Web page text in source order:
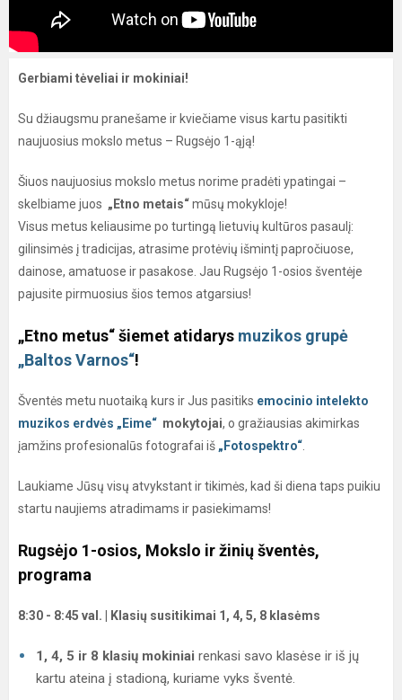
Gerbiami tėveliai ir mokiniai!
Su džiaugsmu pranešame ir kviečiame visus kartu pasitikti
naujuosius mokslo metus – Rugsėjo 1-ąją!
Šiuos naujuosius mokslo metus norime pradėti ypatingai –
skelbiame juos „Etno metais“mūsų mokykloje!
Visus metus keliausime po turtingą lietuvių kultūros pasaulį:
gilinsimės į tradicijas, atrasime protėvių išmintį papročiuose,
dainose, amatuose ir pasakose. Jau Rugsėjo 1-osios šventėje
pajusite pirmuosius šios temos atgarsius!
„Etno metus“šiemet atidarys muzikos grupė
„Baltos Varnos“!
Šventės metu nuotaiką kurs ir Jus pasitiks emocinio intelekto
muzikos erdvės „Eime“ mokytojai, o gražiausias akimirkas
įamžins profesionalūs fotografai iš „Fotospektro“
Laukiame Jūsų visų atvykstant ir tikimės, kad ši diena taps puikiu
startu naujiems atradimams ir pasiekimams!
Rugsėjo 1-osios, Mokslo ir žinių šventės,
programa
8:30 - 8:45 val. | Klasių susitikimai 1, 4, 5, 8 klasėms
1, 4, 5 ir 8 klasių mokiniai renkasi savo klasėse ir iš jų
kartu ateina į stadioną, kuriame vyks šventė.